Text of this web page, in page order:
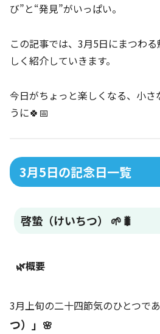
び”と“発見”がいっぱい。
この記事では、3月5日にまつわ
しく紹介していきます。
今日がちょっと楽しくなる、小さ
うに🍀📅
3月5日の記念日一覧
啓蟄（けいちつ） 🌱🐛
🌿概要
3月上旬の二十四節気のひとつで
つ）」 🌸